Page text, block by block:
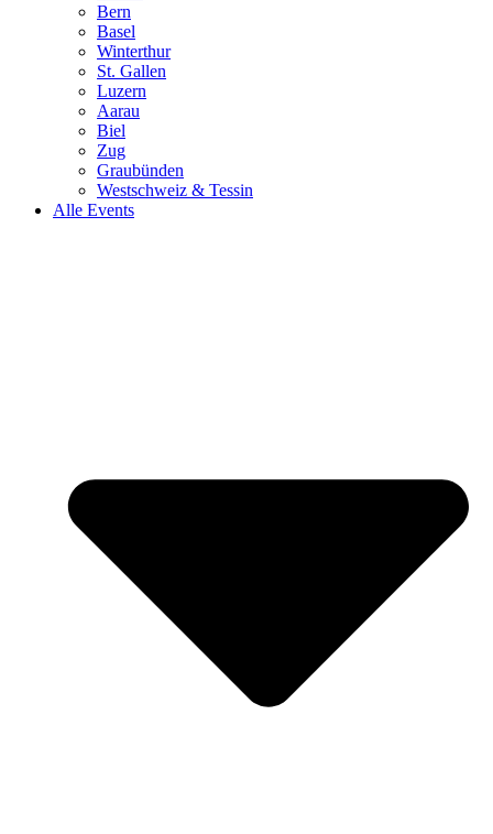
Bern
Basel
Winterthur
St. Gallen
Luzern
Aarau
Biel
Zug
Graubünden
Westschweiz & Tessin
Alle Events